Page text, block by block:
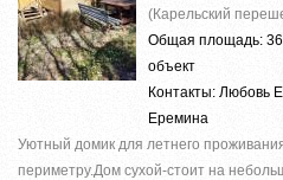
(Карельский
Общая площадь:
объект
Контакты: Любовь
Еремина
Уютный домик для летнего
периметру.Дом сухой-стоит на